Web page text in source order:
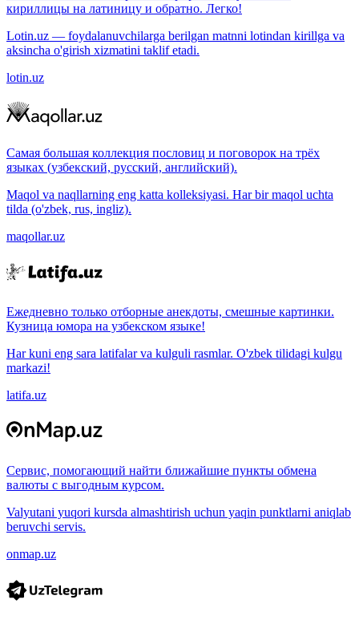
кириллицы на латиницу и обратно. Легко!
Lotin.uz — foydalanuvchilarga berilgan matnni lotindan kirillga va
aksincha o'girish xizmatini taklif etadi.
lotin.uz
Самая большая коллекция пословиц и поговорок на трёх
языках (узбекский, русский, английский).
Maqol va naqllarning eng katta kolleksiyasi. Har bir maqol uchta
tilda (o'zbek, rus, ingliz).
maqollar.uz
Ежедневно только отборные анекдоты, смешные картинки.
Кузница юмора на узбекском языке!
Har kuni eng sara latifalar va kulguli rasmlar. O'zbek tilidagi kulgu
markazi!
latifa.uz
Сервис, помогающий найти ближайшие пункты обмена
валюты с выгодным курсом.
Valyutani yuqori kursda almashtirish uchun yaqin punktlarni aniqlab
beruvchi servis.
onmap.uz